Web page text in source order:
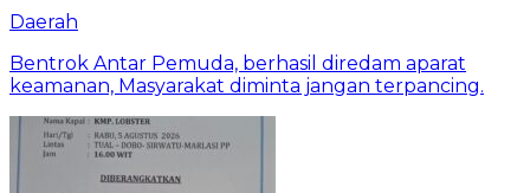
Daerah
Bentrok Antar Pemuda, berhasil diredam aparat
keamanan, Masyarakat diminta jangan terpancing.